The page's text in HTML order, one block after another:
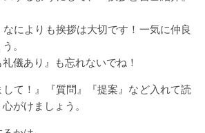
によりも挨拶は大切です！一気に仲良
。
儀あり』も忘れないでね！
て！』『質問』『提案』など入れて読
がけましょう。